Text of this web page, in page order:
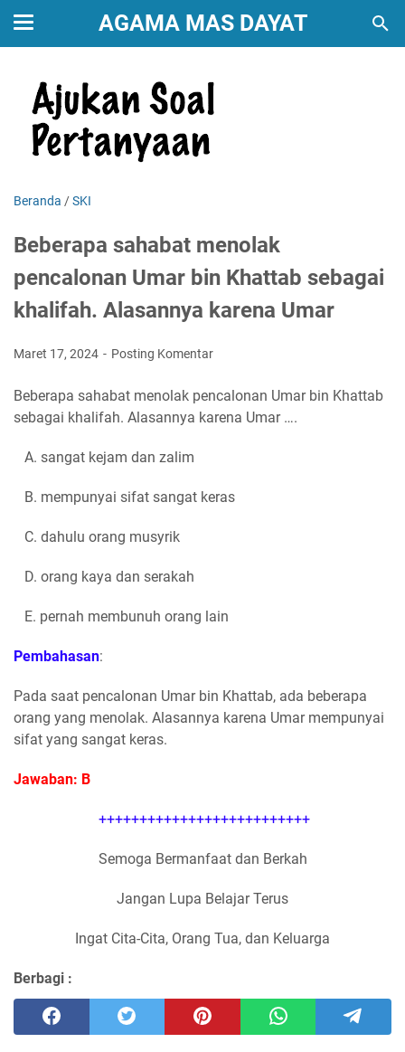
AGAMA MAS DAYAT
Beranda /SKI
Beberapa sahabat menolak
pencalonan Umar bin Khattab sebagai
khalifah. Alasannya karena Umar
Maret 17, 2024 Posting Komentar
Beberapa sahabat menolak pencalonan Umar bin Khattab
sebagai khalifah. Alasannya karena Umar ….
A. sangat kejam dan zalim
B. mempunyai sifat sangat keras
C. dahulu orang musyrik
D. orang kaya dan serakah
E. pernah membunuh orang lain
Pembahasan:
Pada saat pencalonan Umar bin Khattab, ada beberapa
orang yang menolak. Alasannya karena Umar mempunyai
sifat yang sangat keras.
Jawaban: B
++++++++++++++++++++++++++
Semoga Bermanfaat dan Berkah
Jangan Lupa Belajar Terus
Ingat Cita-Cita, Orang Tua, dan Keluarga
Berbagi :